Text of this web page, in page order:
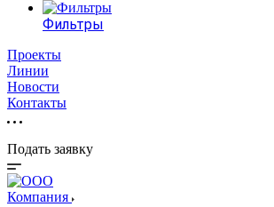
Фильтры
Проекты
Линии
Новости
Контакты
Подать заявку
Компания